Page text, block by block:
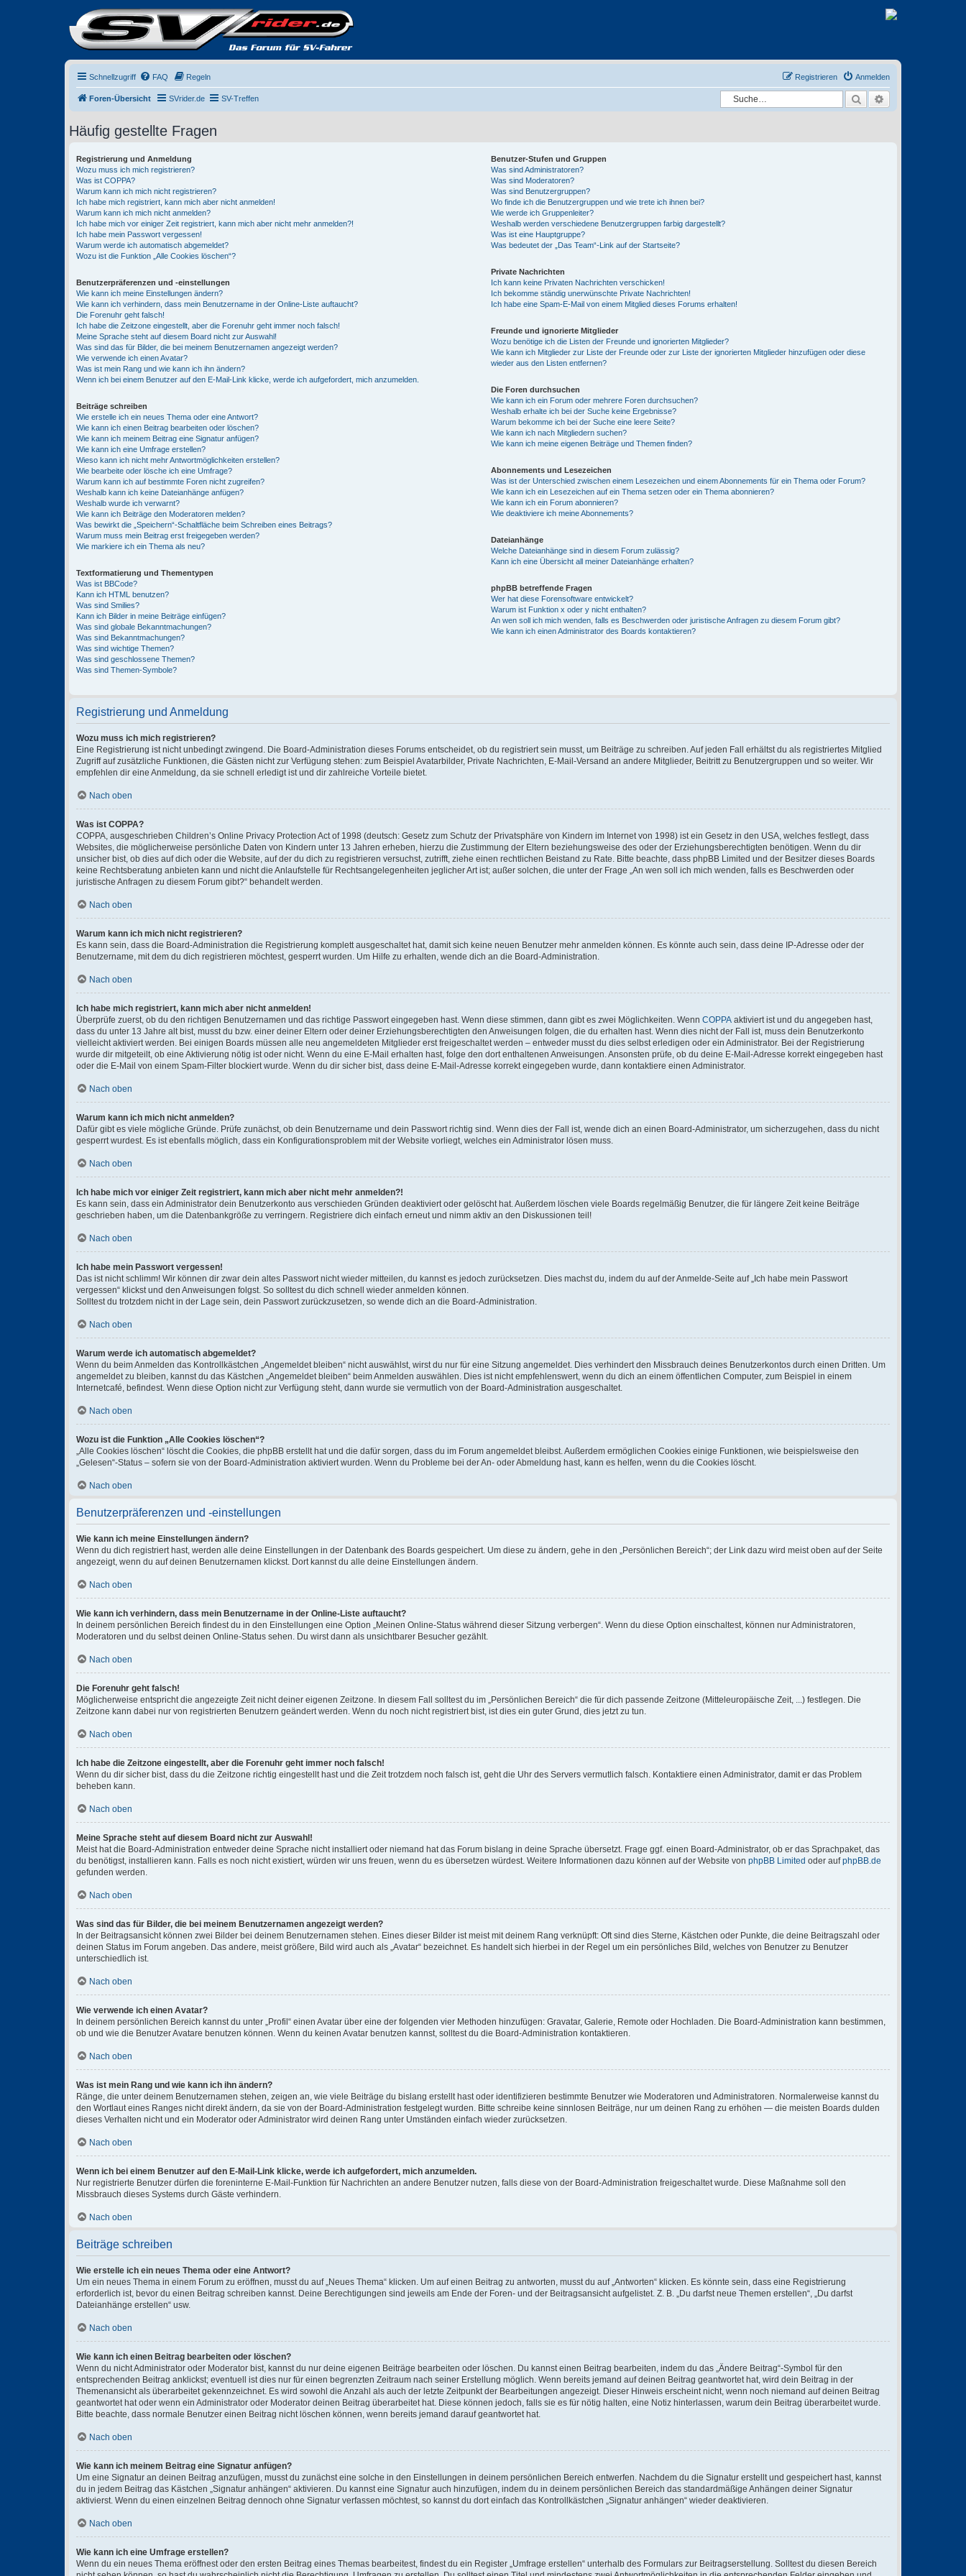
Schnellzugriff FAQ Regeln Anmelden
Registrieren
Foren-Übersicht SVrider.de SV-Treffen Suche
Häufig gestellte Fragen
Registrierung und Anmeldung
Wozu muss ich mich registrieren?
Was ist COPPA?
Warum kann ich mich nicht registrieren?
Ich habe mich registriert, kann mich aber nicht anmelden!
Warum kann ich mich nicht anmelden?
Ich habe mich vor einiger Zeit registriert, kann mich aber nicht mehr anmelden?!
Ich habe mein Passwort vergessen!
Warum werde ich automatisch abgemeldet?
Wozu ist die Funktion „Alle Cookies löschen“?
Benutzerpräferenzen und -einstellungen
Wie kann ich meine Einstellungen ändern?
Wie kann ich verhindern, dass mein Benutzername in der Online-Liste auftaucht?
Die Forenuhr geht falsch!
Ich habe die Zeitzone eingestellt, aber die Forenuhr geht immer noch falsch!
Meine Sprache steht auf diesem Board nicht zur Auswahl!
Was sind das für Bilder, die bei meinem Benutzernamen angezeigt werden?
Wie verwende ich einen Avatar?
Was ist mein Rang und wie kann ich ihn ändern?
Wenn ich bei einem Benutzer auf den E-Mail-Link klicke, werde ich aufgefordert, mich anzumelden.
Beiträge schreiben
Wie erstelle ich ein neues Thema oder eine Antwort?
Wie kann ich einen Beitrag bearbeiten oder löschen?
Wie kann ich meinem Beitrag eine Signatur anfügen?
Wie kann ich eine Umfrage erstellen?
Wieso kann ich nicht mehr Antwortmöglichkeiten erstellen?
Wie bearbeite oder lösche ich eine Umfrage?
Warum kann ich auf bestimmte Foren nicht zugreifen?
Weshalb kann ich keine Dateianhänge anfügen?
Weshalb wurde ich verwarnt?
Wie kann ich Beiträge den Moderatoren melden?
Was bewirkt die „Speichern“-Schaltfläche beim Schreiben eines Beitrags?
Warum muss mein Beitrag erst freigegeben werden?
Wie markiere ich ein Thema als neu?
Textformatierung und Thementypen
Was ist BBCode?
Kann ich HTML benutzen?
Was sind Smilies?
Kann ich Bilder in meine Beiträge einfügen?
Was sind globale Bekanntmachungen?
Was sind Bekanntmachungen?
Was sind wichtige Themen?
Was sind geschlossene Themen?
Was sind Themen-Symbole?
Benutzer-Stufen und Gruppen
Was sind Administratoren?
Was sind Moderatoren?
Was sind Benutzergruppen?
Wo finde ich die Benutzergruppen und wie trete ich ihnen bei?
Wie werde ich Gruppenleiter?
Weshalb werden verschiedene Benutzergruppen farbig dargestellt?
Was ist eine Hauptgruppe?
Was bedeutet der „Das Team“-Link auf der Startseite?
Private Nachrichten
Ich kann keine Privaten Nachrichten verschicken!
Ich bekomme ständig unerwünschte Private Nachrichten!
Ich habe eine Spam-E-Mail von einem Mitglied dieses Forums erhalten!
Freunde und ignorierte Mitglieder
Wozu benötige ich die Listen der Freunde und ignorierten Mitglieder?
Wie kann ich Mitglieder zur Liste der Freunde oder zur Liste der ignorierten Mitglieder hinzufügen oder diese
wieder aus den Listen entfernen?
Die Foren durchsuchen
Wie kann ich ein Forum oder mehrere Foren durchsuchen?
Weshalb erhalte ich bei der Suche keine Ergebnisse?
Warum bekomme ich bei der Suche eine leere Seite?
Wie kann ich nach Mitgliedern suchen?
Wie kann ich meine eigenen Beiträge und Themen finden?
Abonnements und Lesezeichen
Was ist der Unterschied zwischen einem Lesezeichen und einem Abonnements für ein Thema oder Forum?
Wie kann ich ein Lesezeichen auf ein Thema setzen oder ein Thema abonnieren?
Wie kann ich ein Forum abonnieren?
Wie deaktiviere ich meine Abonnements?
Dateianhänge
Welche Dateianhänge sind in diesem Forum zulässig?
Kann ich eine Übersicht all meiner Dateianhänge erhalten?
phpBB betreffende Fragen
Wer hat diese Forensoftware entwickelt?
Warum ist Funktion x oder y nicht enthalten?
An wen soll ich mich wenden, falls es Beschwerden oder juristische Anfragen zu diesem Forum gibt?
Wie kann ich einen Administrator des Boards kontaktieren?
Registrierung und Anmeldung
Wozu muss ich mich registrieren?
Eine Registrierung ist nicht unbedingt zwingend. Die Board-Administration dieses Forums entscheidet, ob du registriert sein musst, um Beiträge zu schreiben. Auf jeden Fall erhältst du als registriertes Mitglied
Zugriff auf zusätzliche Funktionen, die Gästen nicht zur Verfügung stehen: zum Beispiel Avatarbilder, Private Nachrichten, E-Mail-Versand an andere Mitglieder, Beitritt zu Benutzergruppen und so weiter. Wir
empfehlen dir eine Anmeldung, da sie schnell erledigt ist und dir zahlreiche Vorteile bietet.
Nach oben
Was ist COPPA?
COPPA, ausgeschrieben Children’s Online Privacy Protection Act of 1998 (deutsch: Gesetz zum Schutz der Privatsphäre von Kindern im Internet von 1998) ist ein Gesetz in den USA, welches festlegt, dass
Websites, die möglicherweise persönliche Daten von Kindern unter 13 Jahren erheben, hierzu die Zustimmung der Eltern beziehungsweise des oder der Erziehungsberechtigten benötigen. Wenn du dir
unsicher bist, ob dies auf dich oder die Website, auf der du dich zu registrieren versuchst, zutrifft, ziehe einen rechtlichen Beistand zu Rate. Bitte beachte, dass phpBB Limited und der Besitzer dieses Boards
keine Rechtsberatung anbieten kann und nicht die Anlaufstelle für Rechtsangelegenheiten jeglicher Art ist; außer solchen, die unter der Frage „An wen soll ich mich wenden, falls es Beschwerden oder
juristische Anfragen zu diesem Forum gibt?“ behandelt werden.
Nach oben
Warum kann ich mich nicht registrieren?
Es kann sein, dass die Board-Administration die Registrierung komplett ausgeschaltet hat, damit sich keine neuen Benutzer mehr anmelden können. Es könnte auch sein, dass deine IP-Adresse oder der
Benutzername, mit dem du dich registrieren möchtest, gesperrt wurden. Um Hilfe zu erhalten, wende dich an die Board-Administration.
Nach oben
Ich habe mich registriert, kann mich aber nicht anmelden!
Überprüfe zuerst, ob du den richtigen Benutzernamen und das richtige Passwort eingegeben hast. Wenn diese stimmen, dann gibt es zwei Möglichkeiten. Wenn COPPA aktiviert ist und du angegeben hast,
dass du unter 13 Jahre alt bist, musst du bzw. einer deiner Eltern oder deiner Erziehungsberechtigten den Anweisungen folgen, die du erhalten hast. Wenn dies nicht der Fall ist, muss dein Benutzerkonto
vielleicht aktiviert werden. Bei einigen Boards müssen alle neu angemeldeten Mitglieder erst freigeschaltet werden – entweder musst du dies selbst erledigen oder ein Administrator. Bei der Registrierung
wurde dir mitgeteilt, ob eine Aktivierung nötig ist oder nicht. Wenn du eine E-Mail erhalten hast, folge den dort enthaltenen Anweisungen. Ansonsten prüfe, ob du deine E-Mail-Adresse korrekt eingegeben hast
oder die E-Mail von einem Spam-Filter blockiert wurde. Wenn du dir sicher bist, dass deine E-Mail-Adresse korrekt eingegeben wurde, dann kontaktiere einen Administrator.
Nach oben
Warum kann ich mich nicht anmelden?
Dafür gibt es viele mögliche Gründe. Prüfe zunächst, ob dein Benutzername und dein Passwort richtig sind. Wenn dies der Fall ist, wende dich an einen Board-Administrator, um sicherzugehen, dass du nicht
gesperrt wurdest. Es ist ebenfalls möglich, dass ein Konfigurationsproblem mit der Website vorliegt, welches ein Administrator lösen muss.
Nach oben
Ich habe mich vor einiger Zeit registriert, kann mich aber nicht mehr anmelden?!
Es kann sein, dass ein Administrator dein Benutzerkonto aus verschieden Gründen deaktiviert oder gelöscht hat. Außerdem löschen viele Boards regelmäßig Benutzer, die für längere Zeit keine Beiträge
geschrieben haben, um die Datenbankgröße zu verringern. Registriere dich einfach erneut und nimm aktiv an den Diskussionen teil!
Nach oben
Ich habe mein Passwort vergessen!
Das ist nicht schlimm! Wir können dir zwar dein altes Passwort nicht wieder mitteilen, du kannst es jedoch zurücksetzen. Dies machst du, indem du auf der Anmelde-Seite auf „Ich habe mein Passwort
vergessen“ klickst und den Anweisungen folgst. So solltest du dich schnell wieder anmelden können.
Solltest du trotzdem nicht in der Lage sein, dein Passwort zurückzusetzen, so wende dich an die Board-Administration.
Nach oben
Warum werde ich automatisch abgemeldet?
Wenn du beim Anmelden das Kontrollkästchen „Angemeldet bleiben“ nicht auswählst, wirst du nur für eine Sitzung angemeldet. Dies verhindert den Missbrauch deines Benutzerkontos durch einen Dritten. Um
angemeldet zu bleiben, kannst du das Kästchen „Angemeldet bleiben“ beim Anmelden auswählen. Dies ist nicht empfehlenswert, wenn du dich an einem öffentlichen Computer, zum Beispiel in einem
Internetcafé, befindest. Wenn diese Option nicht zur Verfügung steht, dann wurde sie vermutlich von der Board-Administration ausgeschaltet.
Nach oben
Wozu ist die Funktion „Alle Cookies löschen“?
„Alle Cookies löschen“ löscht die Cookies, die phpBB erstellt hat und die dafür sorgen, dass du im Forum angemeldet bleibst. Außerdem ermöglichen Cookies einige Funktionen, wie beispielsweise den
„Gelesen“-Status – sofern sie von der Board-Administration aktiviert wurden. Wenn du Probleme bei der An- oder Abmeldung hast, kann es helfen, wenn du die Cookies löscht.
Nach oben
Benutzerpräferenzen und -einstellungen
Wie kann ich meine Einstellungen ändern?
Wenn du dich registriert hast, werden alle deine Einstellungen in der Datenbank des Boards gespeichert. Um diese zu ändern, gehe in den „Persönlichen Bereich“; der Link dazu wird meist oben auf der Seite
angezeigt, wenn du auf deinen Benutzernamen klickst. Dort kannst du alle deine Einstellungen ändern.
Nach oben
Wie kann ich verhindern, dass mein Benutzername in der Online-Liste auftaucht?
In deinem persönlichen Bereich findest du in den Einstellungen eine Option „Meinen Online-Status während dieser Sitzung verbergen“. Wenn du diese Option einschaltest, können nur Administratoren,
Moderatoren und du selbst deinen Online-Status sehen. Du wirst dann als unsichtbarer Besucher gezählt.
Nach oben
Die Forenuhr geht falsch!
Möglicherweise entspricht die angezeigte Zeit nicht deiner eigenen Zeitzone. In diesem Fall solltest du im „Persönlichen Bereich“ die für dich passende Zeitzone (Mitteleuropäische Zeit, ...) festlegen. Die
Zeitzone kann dabei nur von registrierten Benutzern geändert werden. Wenn du noch nicht registriert bist, ist dies ein guter Grund, dies jetzt zu tun.
Nach oben
Ich habe die Zeitzone eingestellt, aber die Forenuhr geht immer noch falsch!
Wenn du dir sicher bist, dass du die Zeitzone richtig eingestellt hast und die Zeit trotzdem noch falsch ist, geht die Uhr des Servers vermutlich falsch. Kontaktiere einen Administrator, damit er das Problem
beheben kann.
Nach oben
Meine Sprache steht auf diesem Board nicht zur Auswahl!
Meist hat die Board-Administration entweder deine Sprache nicht installiert oder niemand hat das Forum bislang in deine Sprache übersetzt. Frage ggf. einen Board-Administrator, ob er das Sprachpaket, das
du benötigst, installieren kann. Falls es noch nicht existiert, würden wir uns freuen, wenn du es übersetzen würdest. Weitere Informationen dazu können auf der Website von phpBB Limited oder aufphpBB.de
gefunden werden.
Nach oben
Was sind das für Bilder, die bei meinem Benutzernamen angezeigt werden?
In der Beitragsansicht können zwei Bilder bei deinem Benutzernamen stehen. Eines dieser Bilder ist meist mit deinem Rang verknüpft: Oft sind dies Sterne, Kästchen oder Punkte, die deine Beitragszahl oder
deinen Status im Forum angeben. Das andere, meist größere, Bild wird auch als „Avatar“ bezeichnet. Es handelt sich hierbei in der Regel um ein persönliches Bild, welches von Benutzer zu Benutzer
unterschiedlich ist.
Nach oben
Wie verwende ich einen Avatar?
In deinem persönlichen Bereich kannst du unter „Profil“ einen Avatar über eine der folgenden vier Methoden hinzufügen: Gravatar, Galerie, Remote oder Hochladen. Die Board-Administration kann bestimmen,
ob und wie die Benutzer Avatare benutzen können. Wenn du keinen Avatar benutzen kannst, solltest du die Board-Administration kontaktieren.
Nach oben
Was ist mein Rang und wie kann ich ihn ändern?
Ränge, die unter deinem Benutzernamen stehen, zeigen an, wie viele Beiträge du bislang erstellt hast oder identifizieren bestimmte Benutzer wie Moderatoren und Administratoren. Normalerweise kannst du
den Wortlaut eines Ranges nicht direkt ändern, da sie von der Board-Administration festgelegt wurden. Bitte schreibe keine sinnlosen Beiträge, nur um deinen Rang zu erhöhen — die meisten Boards dulden
dieses Verhalten nicht und ein Moderator oder Administrator wird deinen Rang unter Umständen einfach wieder zurücksetzen.
Nach oben
Wenn ich bei einem Benutzer auf den E-Mail-Link klicke, werde ich aufgefordert, mich anzumelden.
Nur registrierte Benutzer dürfen die foreninterne E-Mail-Funktion für Nachrichten an andere Benutzer nutzen, falls diese von der Board-Administration freigeschaltet wurde. Diese Maßnahme soll den
Missbrauch dieses Systems durch Gäste verhindern.
Nach oben
Beiträge schreiben
Wie erstelle ich ein neues Thema oder eine Antwort?
Um ein neues Thema in einem Forum zu eröffnen, musst du auf „Neues Thema“ klicken. Um auf einen Beitrag zu antworten, musst du auf „Antworten“ klicken. Es könnte sein, dass eine Registrierung
erforderlich ist, bevor du einen Beitrag schreiben kannst. Deine Berechtigungen sind jeweils am Ende der Foren- und der Beitragsansicht aufgelistet. Z. B. „Du darfst neue Themen erstellen“, „Du darfst
Dateianhänge erstellen“ usw.
Nach oben
Wie kann ich einen Beitrag bearbeiten oder löschen?
Wenn du nicht Administrator oder Moderator bist, kannst du nur deine eigenen Beiträge bearbeiten oder löschen. Du kannst einen Beitrag bearbeiten, indem du das „Ändere Beitrag“-Symbol für den
entsprechenden Beitrag anklickst; eventuell ist dies nur für einen begrenzten Zeitraum nach seiner Erstellung möglich. Wenn bereits jemand auf deinen Beitrag geantwortet hat, wird dein Beitrag in der
Themenansicht als überarbeitet gekennzeichnet. Es wird sowohl die Anzahl als auch der letzte Zeitpunkt der Bearbeitungen angezeigt. Dieser Hinweis erscheint nicht, wenn noch niemand auf deinen Beitrag
geantwortet hat oder wenn ein Administrator oder Moderator deinen Beitrag überarbeitet hat. Diese können jedoch, falls sie es für nötig halten, eine Notiz hinterlassen, warum dein Beitrag überarbeitet wurde.
Bitte beachte, dass normale Benutzer einen Beitrag nicht löschen können, wenn bereits jemand darauf geantwortet hat.
Nach oben
Wie kann ich meinem Beitrag eine Signatur anfügen?
Um eine Signatur an deinen Beitrag anzufügen, musst du zunächst eine solche in den Einstellungen in deinem persönlichen Bereich entwerfen. Nachdem du die Signatur erstellt und gespeichert hast, kannst
du in jedem Beitrag das Kästchen „Signatur anhängen“ aktivieren. Du kannst eine Signatur auch hinzufügen, indem du in deinem persönlichen Bereich das standardmäßige Anhängen deiner Signatur
aktivierst. Wenn du einen einzelnen Beitrag dennoch ohne Signatur verfassen möchtest, so kannst du dort einfach das Kontrollkästchen „Signatur anhängen“ wieder deaktivieren.
Nach oben
Wie kann ich eine Umfrage erstellen?
Wenn du ein neues Thema eröffnest oder den ersten Beitrag eines Themas bearbeitest, findest du ein Register „Umfrage erstellen“ unterhalb des Formulars zur Beitragserstellung. Solltest du diesen Bereich